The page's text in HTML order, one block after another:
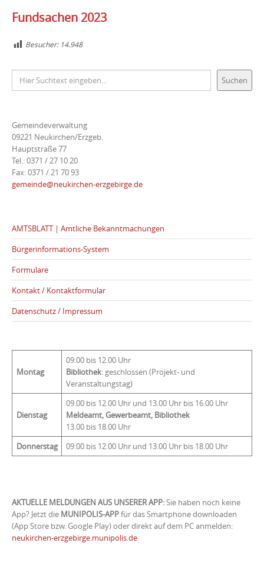
Fundsachen 2023
Besucher: 14.948
Suchen Suchen
Gemeindeverwaltung
09221 Neukirchen/Erzgeb.
Hauptstraße 77
Tel.: 0371 / 27 10 20
Fax: 0371 / 21 70 93
gemeinde@neukirchen-erzgebirge.de
AMTSBLATT | Amtliche Bekanntmachungen
Bürgerinformations-System
Formulare
Kontakt / Kontaktformular
Datenschutz / Impressum
Montag
09.00 bis 12.00 Uhr
Bibliothek: geschlossen (Projekt- und
Veranstaltungstag)
Dienstag
09.00 bis 12.00 Uhr und 13.00 Uhr bis 16.00 Uhr
Meldeamt, Gewerbeamt, Bibliothek
13.00 bis 18.00 Uhr
Donnerstag
09.00 bis 12.00 Uhr und 13.00 Uhr bis 18.00 Uhr
AKTUELLE MELDUNGEN AUS UNSERER APP:Sie haben noch keine
App? Jetzt die MUNIPOLIS-APPfür das Smartphone downloaden
(App Store bzw. Google Play) oder direkt auf dem PC anmelden:
neukirchen-erzgebirge.munipolis.de